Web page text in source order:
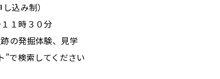
込み制）
１時３０分
の発掘体験、見学
で検索してください